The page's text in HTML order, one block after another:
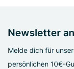
Newsletter
Melde dich für
persönlichen 10€-